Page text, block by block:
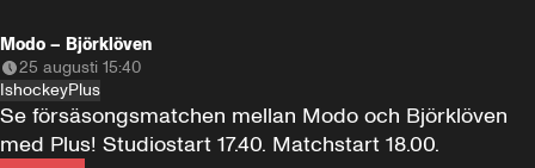
Modo – Björklöven
25 augusti 15:40
IshockeyPlus
Se försäsongsmatchen mellan Modo och Björklöven
med Plus! Studiostart 17.40. Matchstart 18.00.